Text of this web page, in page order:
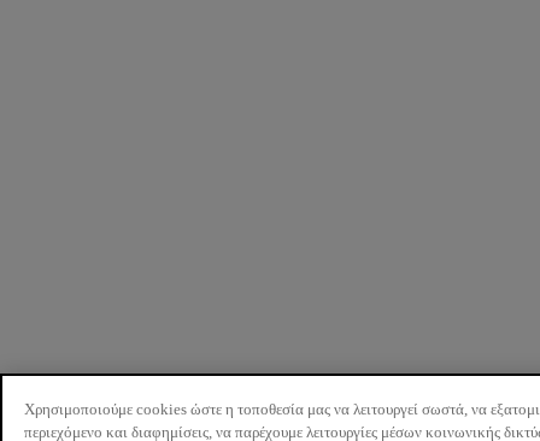
Χρησιμοποιούμε cookies ώστε η τοποθεσία μας να λειτουργεί σωστά, να
περιεχόμενο και διαφημίσεις, να παρέχουμε λειτουργίες μέσων κοινωνικής